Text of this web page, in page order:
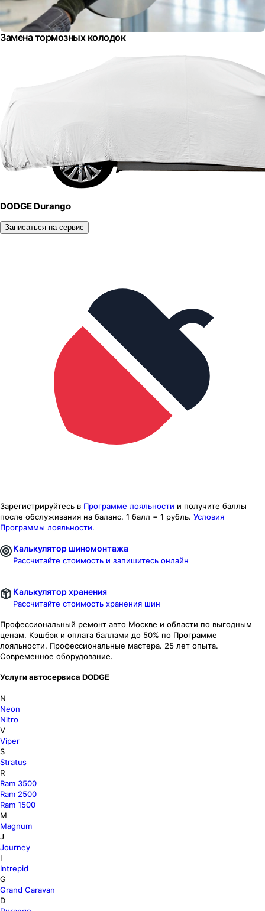
Замена тормозных колодок
DODGE Durango
Записаться на сервис
Зарегистрируйтесь в Программе лояльности и получите баллы
после обслуживания на баланс. 1 балл = 1 рубль. Условия
Программы лояльности.
Калькулятор шиномонтажа
Рассчитайте стоимость и запишитесь онлайн
Калькулятор хранения
Рассчитайте стоимость хранения шин
Профессиональный ремонт авто Москве и области по выгодным
ценам. Кэшбэк и оплата баллами до 50% по Программе
лояльности. Профессиональные мастера. 25 лет опыта.
Современное оборудование.
Услуги автосервиса DODGE
N
Neon
Nitro
V
Viper
S
Stratus
R
Ram 3500
Ram 2500
Ram 1500
M
Magnum
J
Journey
I
Intrepid
G
Grand Caravan
D